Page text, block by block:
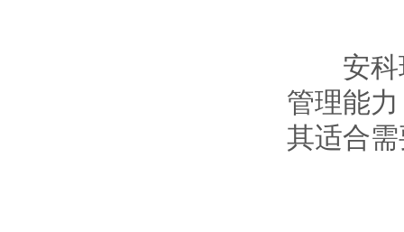
安科瑞
管理能
其适合